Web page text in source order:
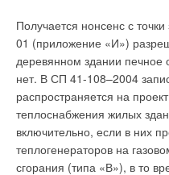
Получается нонсенс с
01 (приложение «И»)
деревянном здании
нет. В СП 41-108–2004
распространяется на
теплоснабжения жилых
включительно, если в них
теплогенераторов на
сгорания (типа «В»), в то